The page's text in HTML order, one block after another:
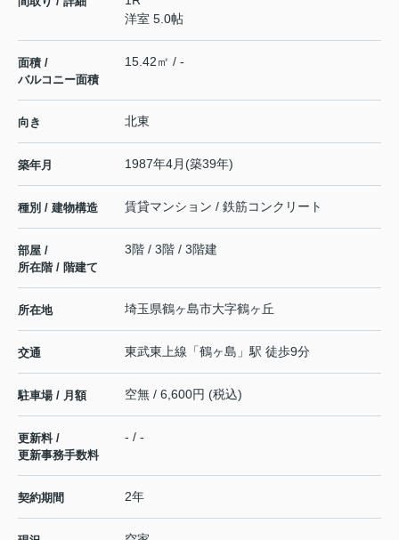
洋室 5.0帖
面積 /
バルコニー面積
15.42㎡ / -
向き 北東
築年月 1987年4月(築39年)
種別 / 建物構造 賃貸マンション / 鉄筋コンクリート
部屋 /
所在階 / 階建て
3階 / 3階 / 3階建
所在地 埼玉県鶴ヶ島市大字鶴ヶ丘
交通 東武東上線 「鶴ヶ島 」駅 徒歩9分
駐車場 / 月額 空無 / 6,600円 (税込)
更新料 /
更新事務手数料
- / -
契約期間 2年